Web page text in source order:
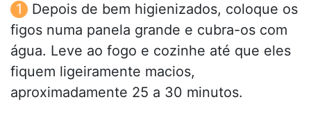
Depois de bem higienizados, coloque os
figos numa panela grande e cubra-os com
água. Leve ao fogo e cozinhe até que eles
fiquem ligeiramente macios,
aproximadamente 25 a 30 minutos.